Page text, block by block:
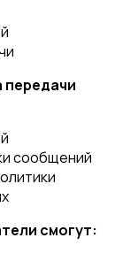
сообщений
смогут: